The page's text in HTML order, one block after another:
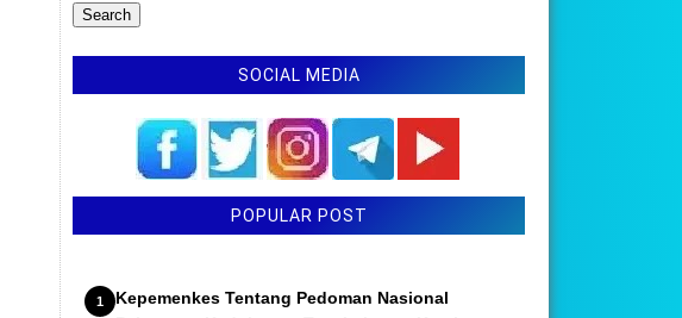
SOCIAL MEDIA
POPULAR POST
Kepemenkes Tentang Pedoman Nasional